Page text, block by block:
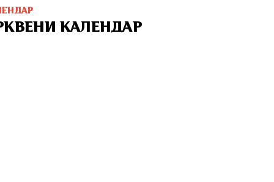
КАЛЕНДАР